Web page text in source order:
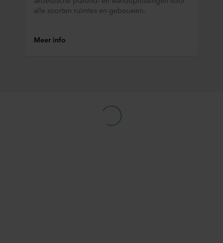
alle soorten ruimtes en gebouwen.
Meer info